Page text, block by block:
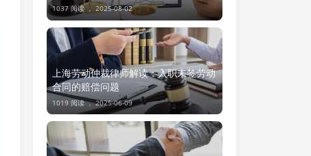
1037 阅读 ， 2025-08-02
上海劳动仲裁律师解读：入职未签劳动
合同的赔偿问题
1019 阅读 ， 2025-06-09